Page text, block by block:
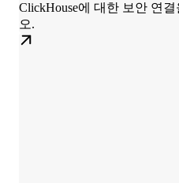
ClickHouse에 대한 보안 연
오.